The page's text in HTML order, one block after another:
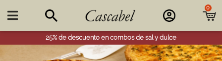

0
25% de descuento en combos de sal y dulce